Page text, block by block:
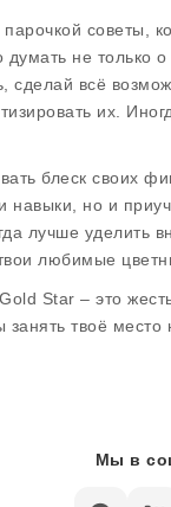
советы,
не только
сделай всё
их.
блеск своих
навыки, но и
лучше уделить
любимые
Star – это
твоё
Мы в